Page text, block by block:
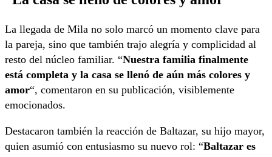
La llegada de Mila no solo marcó un momento clave para
la pareja, sino que también trajo alegría y complicidad al
resto del núcleo familiar. “Nuestra familia finalmente
está completa y la casa se llenó de aún más colores y
amor“, comentaron en su publicación, visiblemente
emocionados.
Destacaron también la reacción de Baltazar, su hijo mayor,
quien asumió con entusiasmo su nuevo rol: “Baltazar es